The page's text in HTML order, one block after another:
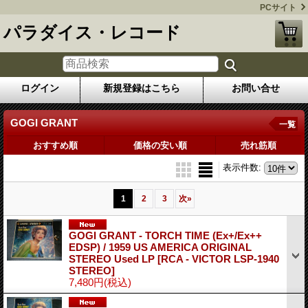
PCサイト
パラダイス・レコード
ログイン 新規登録はこちら お問い合せ
GOGI GRANT 一覧
おすすめ順 価格の安い順 売れ筋順
表示件数:
1 2 3 次»
GOGI GRANT - TORCH TIME (Ex+/Ex++
EDSP) / 1959 US AMERICA ORIGINAL
STEREO Used LP [RCA - VICTOR LSP-1940
STEREO]
7,480円(税込)